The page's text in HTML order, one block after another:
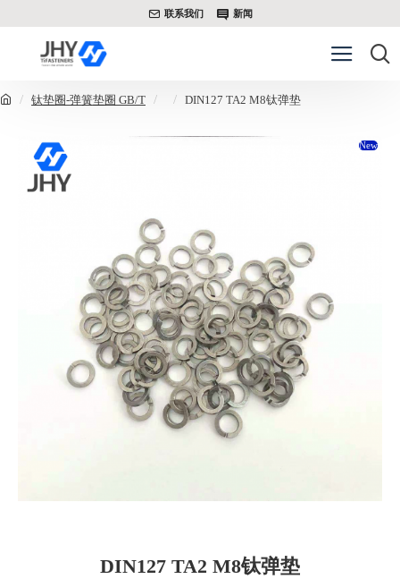
联系我们 新闻
钛垫圈-弹簧垫圈 GB/T DIN127 TA2 M8钛弹垫
New
DIN127 TA2 M8钛弹垫